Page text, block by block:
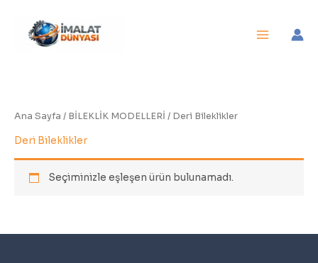
Ana Sayfa / BİLEKLİK MODELLERİ / Deri Bileklikler
Deri Bileklikler
Seçiminizle eşleşen ürün bulunamadı.